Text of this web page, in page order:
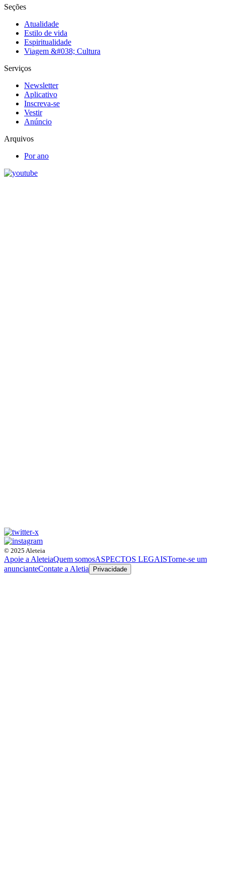
Seções
Atualidade
Estilo de vida
Espiritualidade
Viagem &#038; Cultura
Serviços
Newsletter
Aplicativo
Inscreva-se
Vestir
Anúncio
Arquivos
Por ano
© 2025 Aleteia
Apoie a AleteiaQuem somosASPECTOS LEGAISTorne-se um
anuncianteContate a Aletia Privacidade